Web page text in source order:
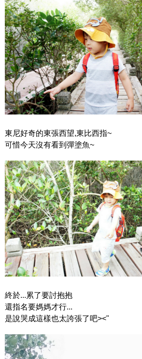
東尼好奇的東張西望,東比西指~
可惜今天沒有看到彈塗魚~
終於...累了要討抱抱
還指名要媽媽才行...
是說哭成這樣也太誇張了吧><"